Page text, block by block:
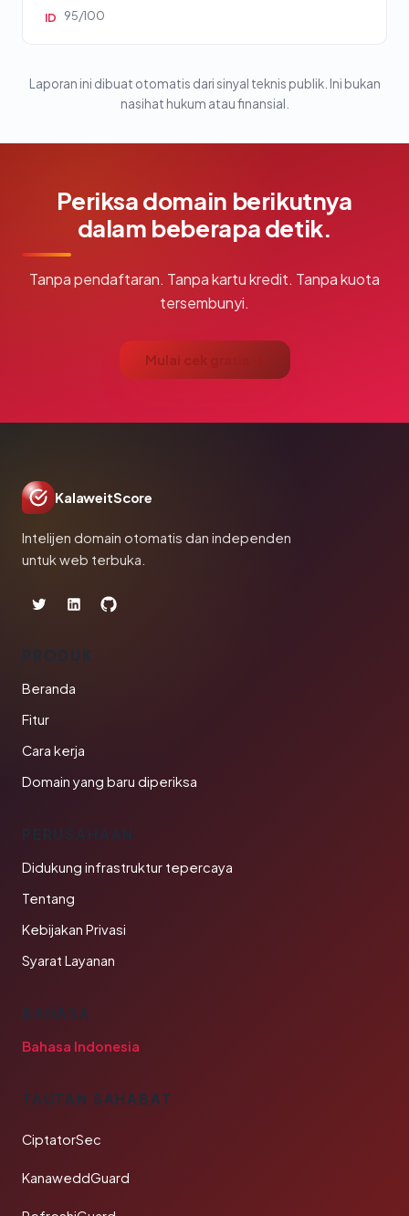
ID 95/100
Laporan ini dibuat otomatis dari sinyal teknis publik. Ini bukan
nasihat hukum atau finansial.
Periksa domain berikutnya
dalam beberapa detik.
Tanpa pendaftaran. Tanpa kartu kredit. Tanpa kuota
tersembunyi.
Mulai cek gratis →
KalaweitScore
Intelijen domain otomatis dan independen
untuk web terbuka.
PRODUK
Beranda
Fitur
Cara kerja
Domain yang baru diperiksa
PERUSAHAAN
Didukung infrastruktur tepercaya
Tentang
Kebijakan Privasi
Syarat Layanan
BAHASA
Bahasa Indonesia
TAUTAN SAHABAT
CiptatorSec
KanaweddGuard